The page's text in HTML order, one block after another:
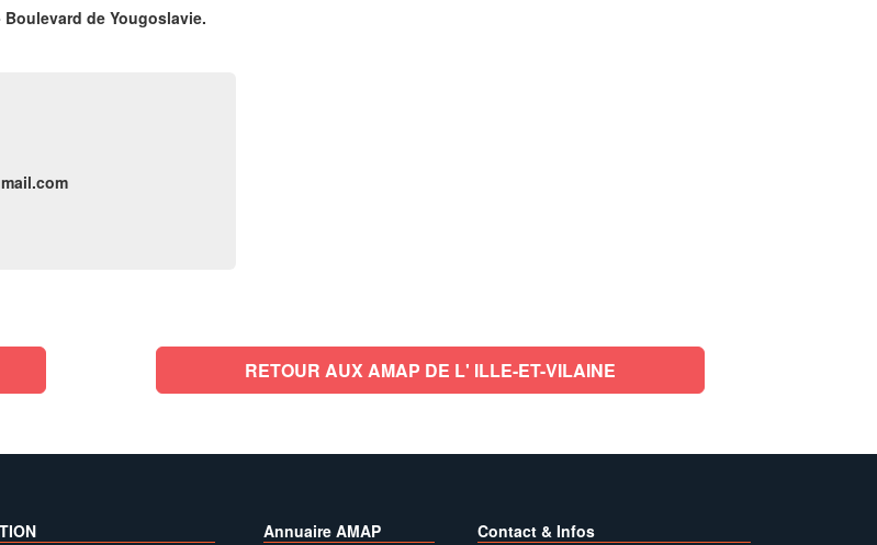
de Yougoslavie.
RETOUR AUX AMAP DE L' ILLE-ET-VILAINE
Annuaire AMAP Contact & Infos